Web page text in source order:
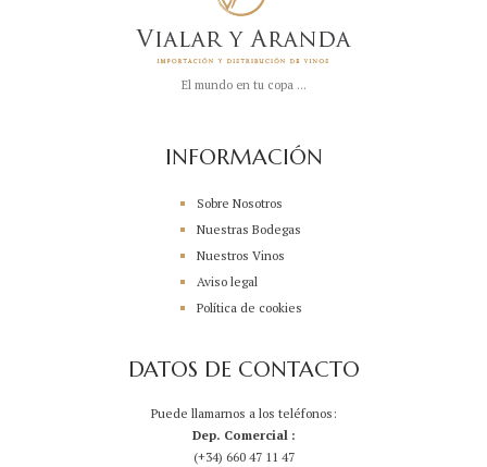
El mundo en tu copa ...
INFORMACIÓN
Sobre Nosotros
Nuestras Bodegas
Nuestros Vinos
Aviso legal
Política de cookies
DATOS DE CONTACTO
Puede llamarnos a los teléfonos:
Dep. Comercial :
(+34) 660 47 11 47